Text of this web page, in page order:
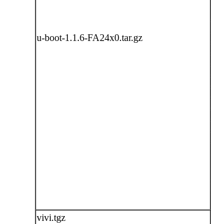
u-boot-1.1.6-FA24x0.tar.gz
vivi.tgz